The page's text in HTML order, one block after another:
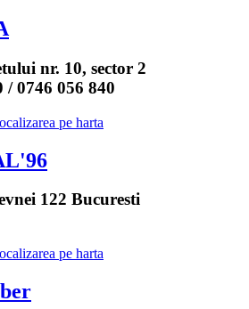
nr. 10, sector 2
/ 0746 056 840
pe harta
122 Bucuresti
pe harta